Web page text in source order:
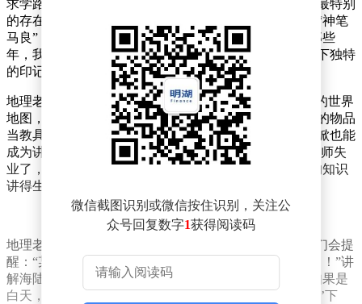
求学路上，总有几位老师让人难忘，而地理老师往往是最特别
的存在。他们或是能用粉笔在黑板上勾勒出世界地图的“神笔
马良”，或是能将课本知识转化为生活智慧的引路人。那些
年，我们遇见过的地理老师，是否也曾在你的记忆里留下独特
的印记？
地理老师的“技能”总是让人惊叹。他们能徒手画出精确的世界
地图，仿佛黑板就是他们的画布；他们能随手拿起身边的物品
当教具——一块面包可以变成岩层结构的模型，一把铁锨也能
成为讲解地理现象的“神器”。有同学调侃：“如果地理老师失
业了，转行当导游绝对没问题！”毕竟，他们能把枯燥的知识
讲得生动有趣，仿佛带着学生环游世界。
地理老师的课堂，还藏着许多“经典语录”。监考时，他们会提
醒：“某些同学考试时脑袋偏转的角度不要超过黄赤交角！”讲
解海陆风时，他们会编出故事：“站在悬崖上的同学，如果是
白天，海风会保护你；如果是晚上，山风可能会把你‘推’下
微信截图识别或微信按住识别，关注公
众号回复数字1获得阅读码